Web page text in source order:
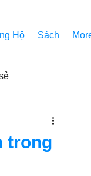
Hộ Sách
Các bài pháp
trong